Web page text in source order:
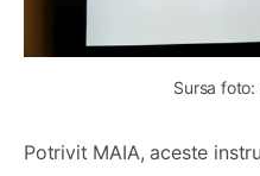
Sursa
Potrivit MAIA, aceste